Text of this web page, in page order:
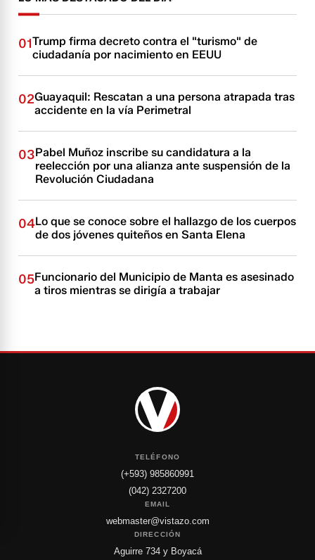
01Trump firma decreto contra el "turismo" de
ciudadanía por nacimiento en EEUU
02Guayaquil: Rescatan a una persona atrapada tras
accidente en la vía Perimetral
03Pabel Muñoz inscribe su candidatura a la
reelección por una alianza ante suspensión de la
Revolución Ciudadana
04Lo que se conoce sobre el hallazgo de los cuerpos
de dos jóvenes quiteños en Santa Elena
05Funcionario del Municipio de Manta es asesinado
a tiros mientras se dirigía a trabajar
TELÉFONO
(+593) 985860991
(042) 2327200
EMAIL
webmaster@vistazo.com
DIRECCIÓN
Aguirre 734 y Boyacá